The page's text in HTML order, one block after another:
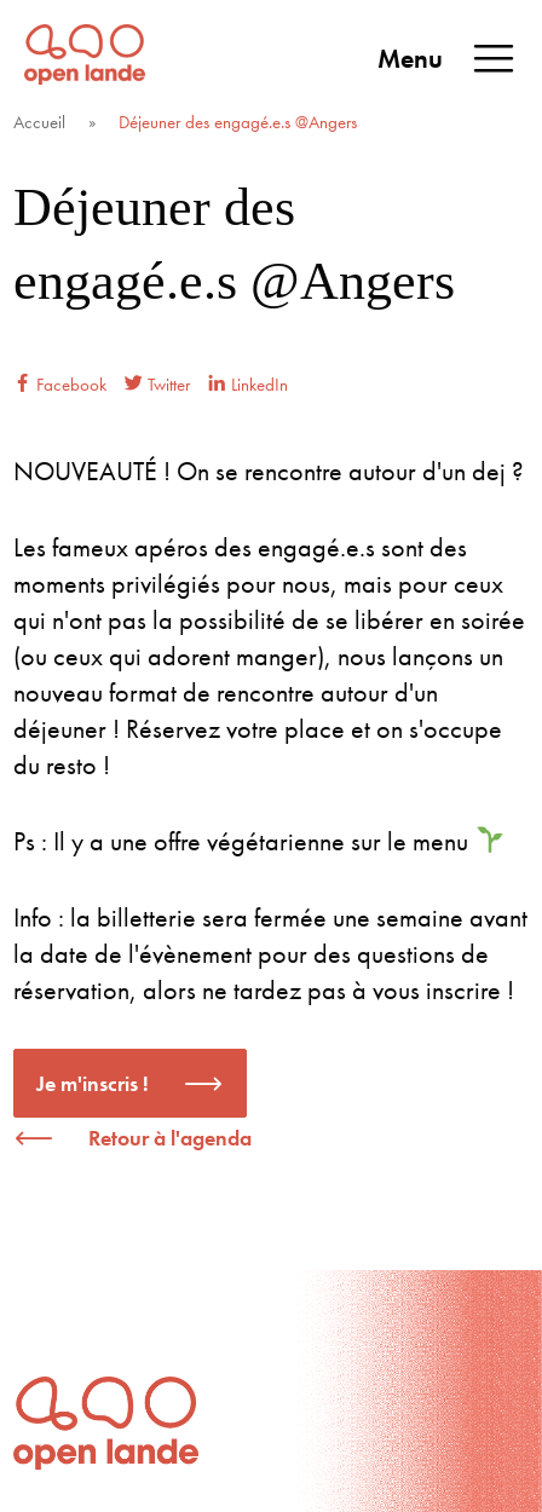
Aller
directement
au
contenu
TERRITOIRES
Open Lande
Entreprises & territoires
Menu
Accueil » Déjeuner des engagé.e.s @Angers
Déjeuner des
engagé.e.s @Angers
Facebook Twitter LinkedIn
NOUVEAUTÉ ! On se rencontre autour d'un dej ?
Les fameux apéros des engagé.e.s sont des
moments privilégiés pour nous, mais pour ceux
qui n'ont pas la possibilité de se libérer en soirée
(ou ceux qui adorent manger), nous lançons un
nouveau format de rencontre autour d'un
déjeuner ! Réservez votre place et on s'occupe
du resto !
Ps : Il y a une offre végétarienne sur le menu
Info : la billetterie sera fermée une semaine avant
la date de l'évènement pour des questions de
réservation, alors ne tardez pas à vous inscrire !
Je m'inscris !
Retour à l'agenda